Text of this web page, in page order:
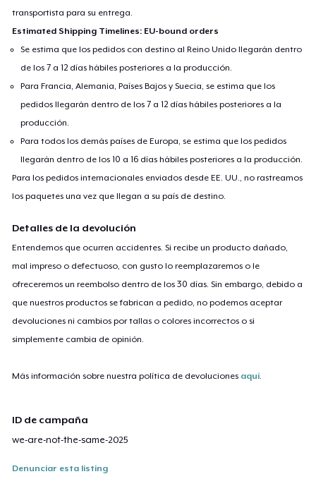
transportista para su entrega.
Estimated Shipping Timelines: EU-bound orders
Se estima que los pedidos con destino al Reino Unido llegarán dentro
de los 7 a 12 días hábiles posteriores a la producción.
Para Francia, Alemania, Países Bajos y Suecia, se estima que los
pedidos llegarán dentro de los 7 a 12 días hábiles posteriores a la
producción.
Para todos los demás países de Europa, se estima que los pedidos
llegarán dentro de los 10 a 16 días hábiles posteriores a la producción.
Para los pedidos internacionales enviados desde EE. UU., no rastreamos
los paquetes una vez que llegan a su país de destino.
Detalles de la devolución
Entendemos que ocurren accidentes. Si recibe un producto dañado,
mal impreso o defectuoso, con gusto lo reemplazaremos o le
ofreceremos un reembolso dentro de los 30 días. Sin embargo, debido a
que nuestros productos se fabrican a pedido, no podemos aceptar
devoluciones ni cambios por tallas o colores incorrectos o si
simplemente cambia de opinión.
Más información sobre nuestra política de devoluciones aquí.
ID de campaña
we-are-not-the-same-2025
Denunciar esta listing